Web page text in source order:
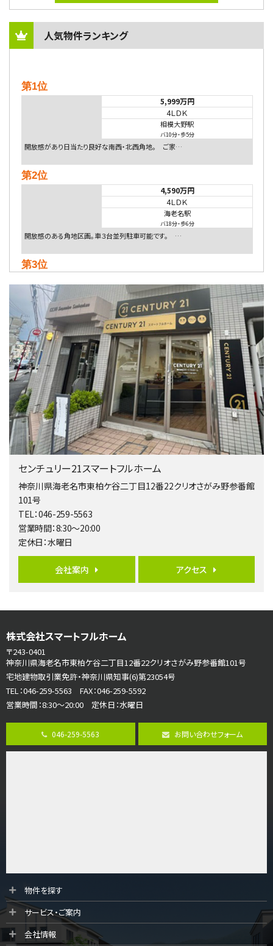
人気物件ランキング
第1位
5,999万円
4ＬＤＫ
相模大野駅
バ10分・歩5分
開放感があり日当たり良好な南西・北西角地。 ご家…
第2位
4,590万円
4ＬＤＫ
海老名駅
バ18分・歩6分
開放感のある角地区画。車３台並列駐車可能です。 …
第3位
4ＬＤＫ
相模大野駅
バ9分・歩4分
２０１５年６月築、積水ハウス施工住宅です。 南東…
第4位
4,080万円
4ＬＤＫ
淵野辺駅
歩17分
南側道路に面しており日当たり良好。 キッチンから…
第5位
3,680万円
バ19分・ 歩8分
開放感があり日当たり良好な南西・北西角地区画。 …
第6位
4ＬＤＫ
さがみ野駅
古淵駅
バ12分 歩4分
並列２台駐車可。１階はリビングと水まわりをまとめ…
第8位
3,680万円
4ＳＬＤＫ
海老名駅
第10位
4,190万円
桜ヶ丘駅
センチュリー21スマートフルホーム
神奈川県海老名市東柏ケ谷二丁目12番22クリオさがみ野参番館
101号
TEL：046-259-5563
営業時間：8:30～20:00
定休日：水曜日
会社案内 アクセス
株式会社スマートフルホーム
〒243-0401
神奈川県海老名市東柏ケ谷二丁目12番22クリオさがみ野参番館101号
宅地建物取引業免許・神奈川県知事(6)第23054号
TEL：046-259-5563 FAX：046-259-5592
営業時間：8:30～20:00 定休日：水曜日
046-259-5563 お問い合わせフォーム
物件を探す
サービス・ご案内
会社情報